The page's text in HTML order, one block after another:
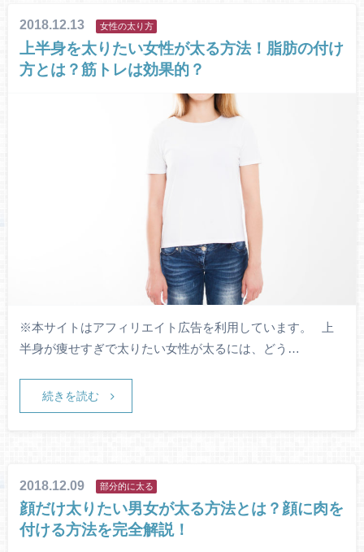
2018.12.13 女性の太り方
上半身を太りたい女性が太る方法！脂肪の付け
方とは？筋トレは効果的？
※本サイトはアフィリエイト広告を利用しています。 上
半身が痩せすぎで太りたい女性が太るには、どう…
続きを読む
2018.12.09 部分的に太る
顔だけ太りたい男女が太る方法とは？顔に肉を
付ける方法を完全解説！